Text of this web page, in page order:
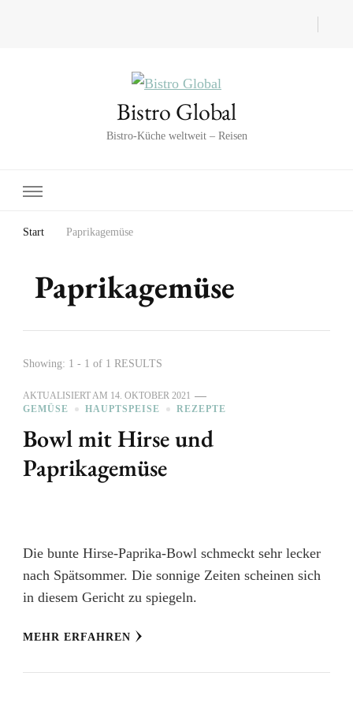
Bistro Global
Bistro-Küche weltweit – Reisen
Start Paprikagemüse
Paprikagemüse
Showing: 1 - 1 of 1 RESULTS
AKTUALISIERT AM 14. OKTOBER 2021
GEMÜSE
HAUPTSPEISE REZEPTE
Bowl mit Hirse und
Paprikagemüse
Die bunte Hirse-Paprika-Bowl schmeckt sehr lecker
nach Spätsommer. Die sonnige Zeiten scheinen sich
in diesem Gericht zu spiegeln.
MEHR ERFAHREN